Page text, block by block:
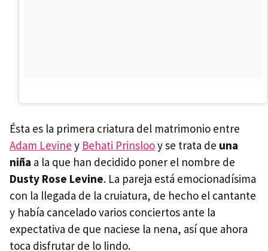
Ésta es la primera criatura del matrimonio entre
Adam Levine y Behati Prinslooy se trata de una
niña a la que han decidido poner el nombre de
Dusty Rose Levine. La pareja está emocionadísima
con la llegada de la cruiatura, de hecho el cantante
y había cancelado varios conciertos ante la
expectativa de que naciese la nena, así que ahora
toca disfrutar de lo lindo.